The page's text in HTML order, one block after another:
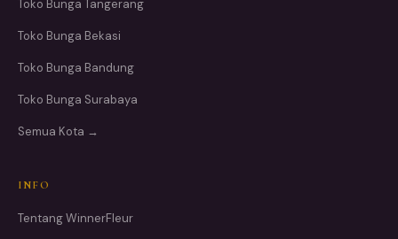
Toko Bunga Tangerang
Toko Bunga Bekasi
Toko Bunga Bandung
Toko Bunga Surabaya
Semua Kota →
INFO
Tentang WinnerFleur